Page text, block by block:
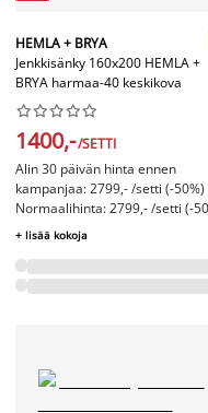
HEMLA + BRYA
Jenkkisänky 160x200 HEMLA +
BRYA harmaa-40 keskikova






1400,-/SETTI
Alin 30 päivän hinta ennen
kampanjaa: 2799,- /setti (-50%)
Normaalihinta: 2799,- /setti (-
+ lisää kokoja